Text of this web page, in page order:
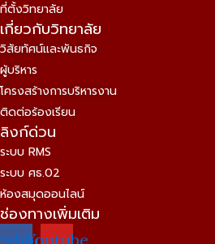
ที่ตั้งวิทยาลัย
เกี่ยวกับวิทยาลัย
วิสัยทัศน์และพันธกิจ
ผู้บริหาร
โครงสร้างการบริหารงาน
ติดต่อร้องเรียน
ลิงก์ด่วน
ระบบ RMS
ระบบ ศธ.02
ห้องสมุดออนไลน์
ช่องทางเพิ่มเติม
Youtube